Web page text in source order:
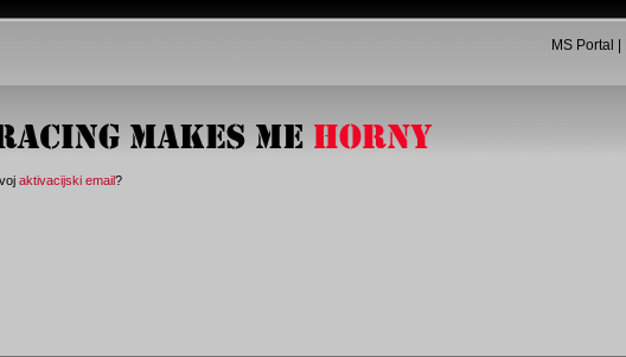
MS Portal
aktivacijski email?